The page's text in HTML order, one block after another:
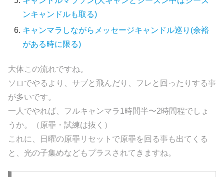
ンキャンドルも取る)
キャンマラしながらメッセージキャンドル巡り(余裕
がある時に限る)
大体この流れですね。
ソロでやるより、サブと飛んだり、フレと回ったりする事
が多いです。
一人でやれば、フルキャンマラ1時間半〜2時間程でしょ
うか。（原罪・試練は抜く）
これに、日曜の原罪リセットで原罪を回る事も出てくる
と、光の子集めなどもプラスされてきますね。